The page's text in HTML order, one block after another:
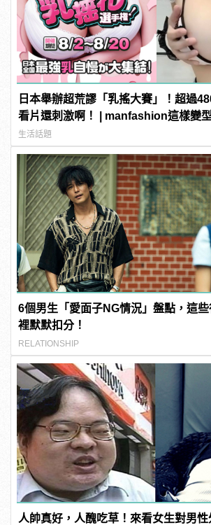
日本舉辦超荒謬「乳搖大賽」！超過
看片還刺激啊！ | manfashion這樣變
生活話題
6個男生「愛面子NG情況」盤點，這
裡默默扣分！
RELATIONSHIP
人帥真好，人醜吃草！來看女生對男